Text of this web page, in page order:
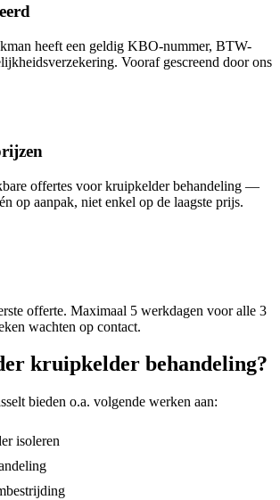
heeft een geldig KBO-nummer, BTW-
Vooraf gescreend door ons
offertes voor kruipkelder behandeling —
op aanpak, niet enkel op de laagste prijs.
offerte. Maximaal 5 werkdagen voor alle 3
wachten op contact.
kruipkelder behandeling?
bieden o.a. volgende werken aan:
isoleren